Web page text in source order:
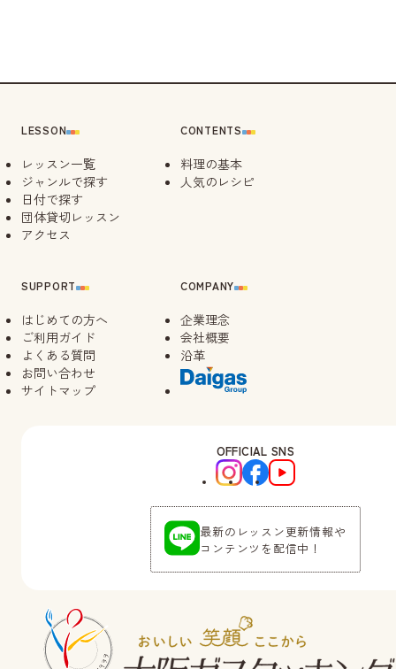
LESSON
レッスン一覧
ジャンルで探す
日付で探す
団体貸切レッスン
アクセス
SUPPORT
はじめての方へ
ご利用ガイド
よくある質問
お問い合わせ
サイトマップ
CONTENTS
料理の基本
人気のレシピ
COMPANY
企業理念
会社概要
沿革
OFFICIAL SNS
最新のレッスン更新情報や
コンテンツを配信中！